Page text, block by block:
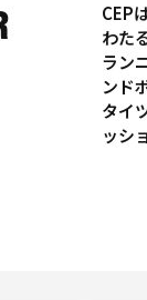
CEP
わた
ラン
ンド
タイ
ッシ